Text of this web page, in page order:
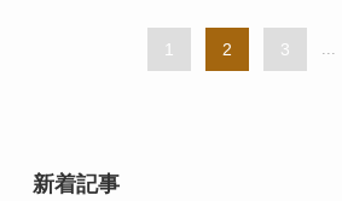
1 2 3 ...
新着記事